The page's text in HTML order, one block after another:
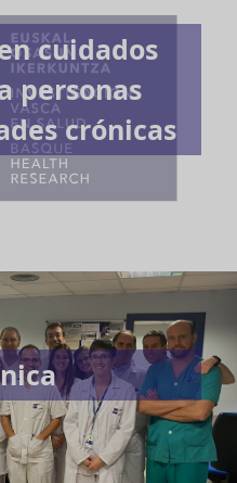
cuidados
personas
crónicas